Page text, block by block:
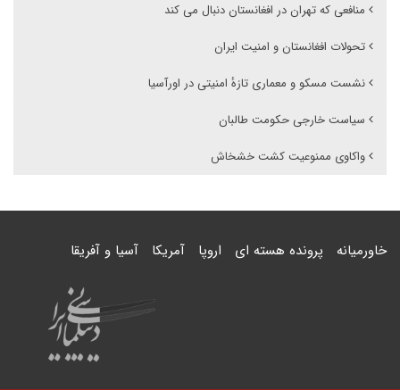
منافعی که تهران در افغانستان دنبال می کند
تحولات افغانستان و امنیت ایران
نشست مسکو و معماری تازهٔ امنیتی در اورآسیا
سیاست خارجی حکومت طالبان
واکاوی ممنوعیت کشت خشخاش
خاورمیانه پرونده هسته ای اروپا آمریکا آسیا و آفریقا